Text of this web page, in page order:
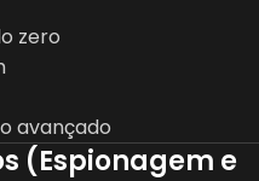
zero
avançado
(Espionagem e